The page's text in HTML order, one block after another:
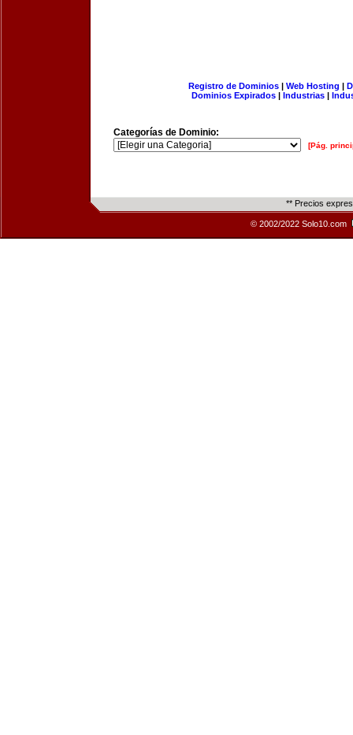
Registro de Dominios| Web Hosting |
Dominios Expirados | Industrias |
Categorías de Dominio:
[Pág.
** Precios
© 2002/2022 Solo10.com